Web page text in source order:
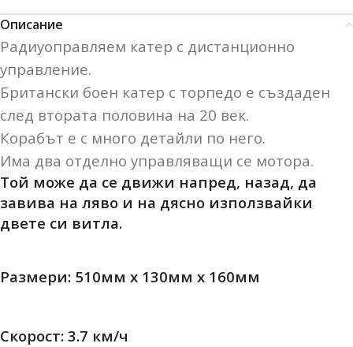
Описание
Радиуоправляем катер с дистанционно
управление.
Британски боен катер с торпедо е създаден
след втората половина на 20 век.
Корабът е с много детайли по него.
Има два отделно управляващи се мотора.
Той може да се движи напред, назад, да
завива на ляво и на дясно използвайки
двете си витла.
Размери: 510мм x 130мм x 160мм
Скорост: 3.7 км/ч